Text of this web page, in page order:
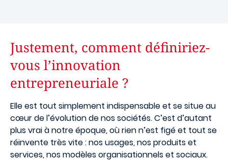
Justement, comment définiriez-
vous l’innovation
entrepreneuriale ?
Elle est tout simplement indispensable et se situe au
cœur de l’évolution de nos sociétés. C’est d’autant
plus vrai à notre époque, où rien n’est figé et tout se
réinvente très vite : nos usages, nos produits et
services, nos modèles organisationnels et sociaux.